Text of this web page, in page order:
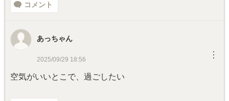
コメント
あっちゃん
2025/09/29 18:56 ︙
空気がいいとこで、過ごしたい